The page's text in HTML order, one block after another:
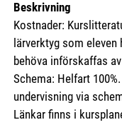
Beskrivning
Kostnader:
lärverktyg som
behöva införskaffas
Schema: Helfart
undervisning via
Länkar finns i